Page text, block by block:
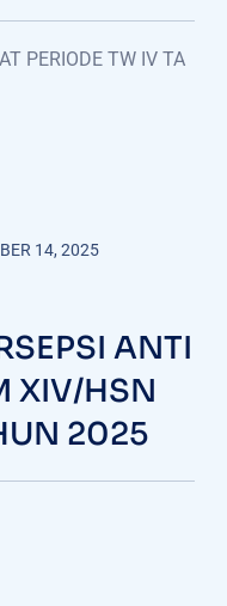
PERIODE TW IV TA
14, 2025
ANTI
XIV/HSN
2025